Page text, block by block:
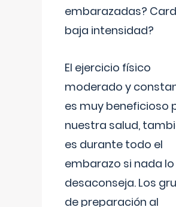
embarazadas?
baja intensidad?
El ejercicio físico
moderado y
es muy beneficioso
nuestra salud,
es durante todo el
embarazo si nada lo
desaconseja. Los
de preparación al